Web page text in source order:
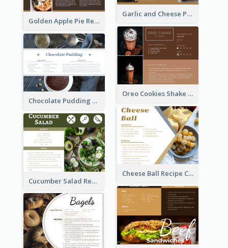
Garlic and Cheese Pizza Recipe Card
Golden Apple Pie Recipe Card
Oreo Cookies Shake Recipe Card
Chocolate Pudding Recipe Card
Cheese Ball Recipe Card
Cucumber Salad Recipe Card